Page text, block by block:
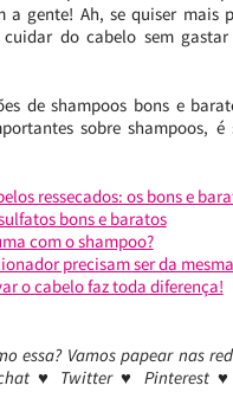
a gente! Ah, se quiser mais
do cabelo sem
de shampoos bons e
sobre shampoos,
ressecados: os bons e
bons e baratos
com o shampoo?
precisam ser da
o cabelo faz toda diferença!
essa? Vamos papear nas
♥ Twitter ♥ Pinterest